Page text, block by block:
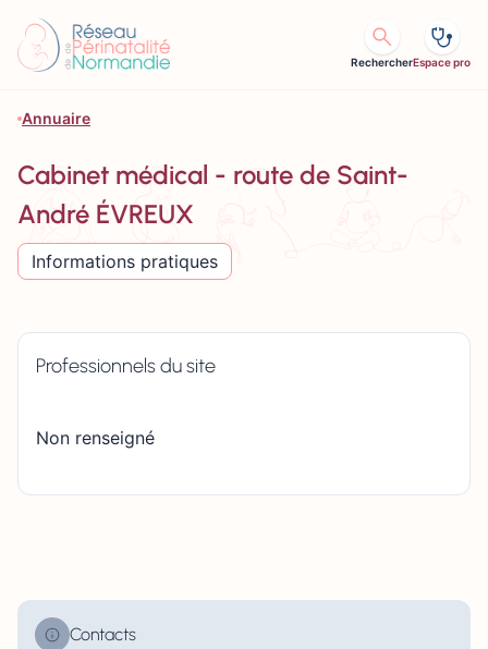
RechercherEspace pro
Annuaire
Cabinet médical - route de Saint-
André ÉVREUX
Informations pratiques
Professionnels du site
Non renseigné
Contacts